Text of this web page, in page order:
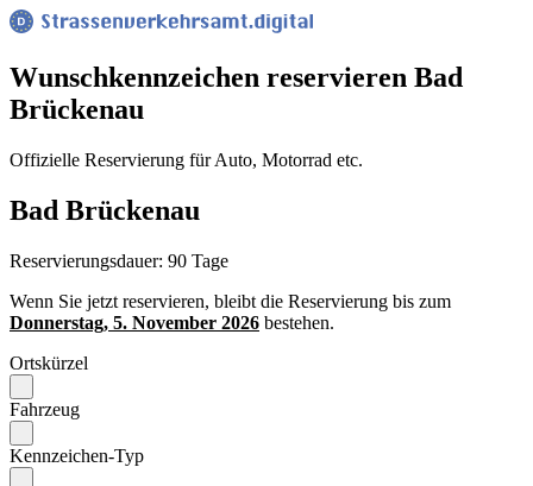
Wunsch­kennzeichen reservieren Bad
Brückenau
Offizielle Reservierung für Auto, Motorrad etc.
Bad Brückenau
Reservierungsdauer: 90 Tage
Wenn Sie jetzt reservieren, bleibt die Reservierung bis zum
Donnerstag, 5. November 2026 bestehen.
Ortskürzel
Fahrzeug
Kennzeichen-Typ